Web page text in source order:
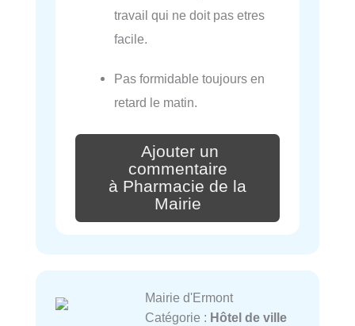
travail qui ne doit pas etres
facile.
Pas formidable toujours en
retard le matin.
Ajouter un
commentaire
à Pharmacie de la
Mairie
Mairie d'Ermont
Catégorie : Hôtel de ville